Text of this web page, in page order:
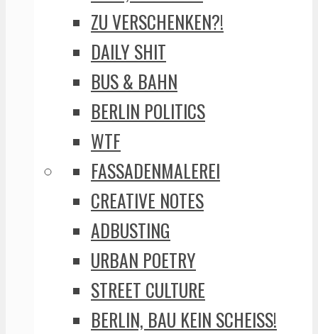
ZU VERSCHENKEN?!
DAILY SHIT
BUS & BAHN
BERLIN POLITICS
WTF
FASSADENMALEREI
CREATIVE NOTES
ADBUSTING
URBAN POETRY
STREET CULTURE
BERLIN, BAU KEIN SCHEISS!